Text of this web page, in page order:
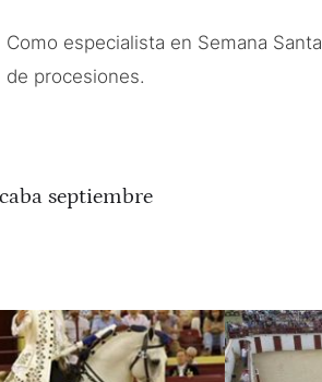
Como especialista en Semana
de procesiones.
septiembre